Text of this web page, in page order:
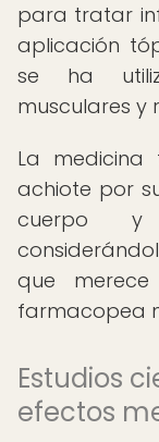
para tratar
aplicación
se ha
musculares y
La medicina
achiote por
cuerpo y
que
farmacopea
Estudios
efectos